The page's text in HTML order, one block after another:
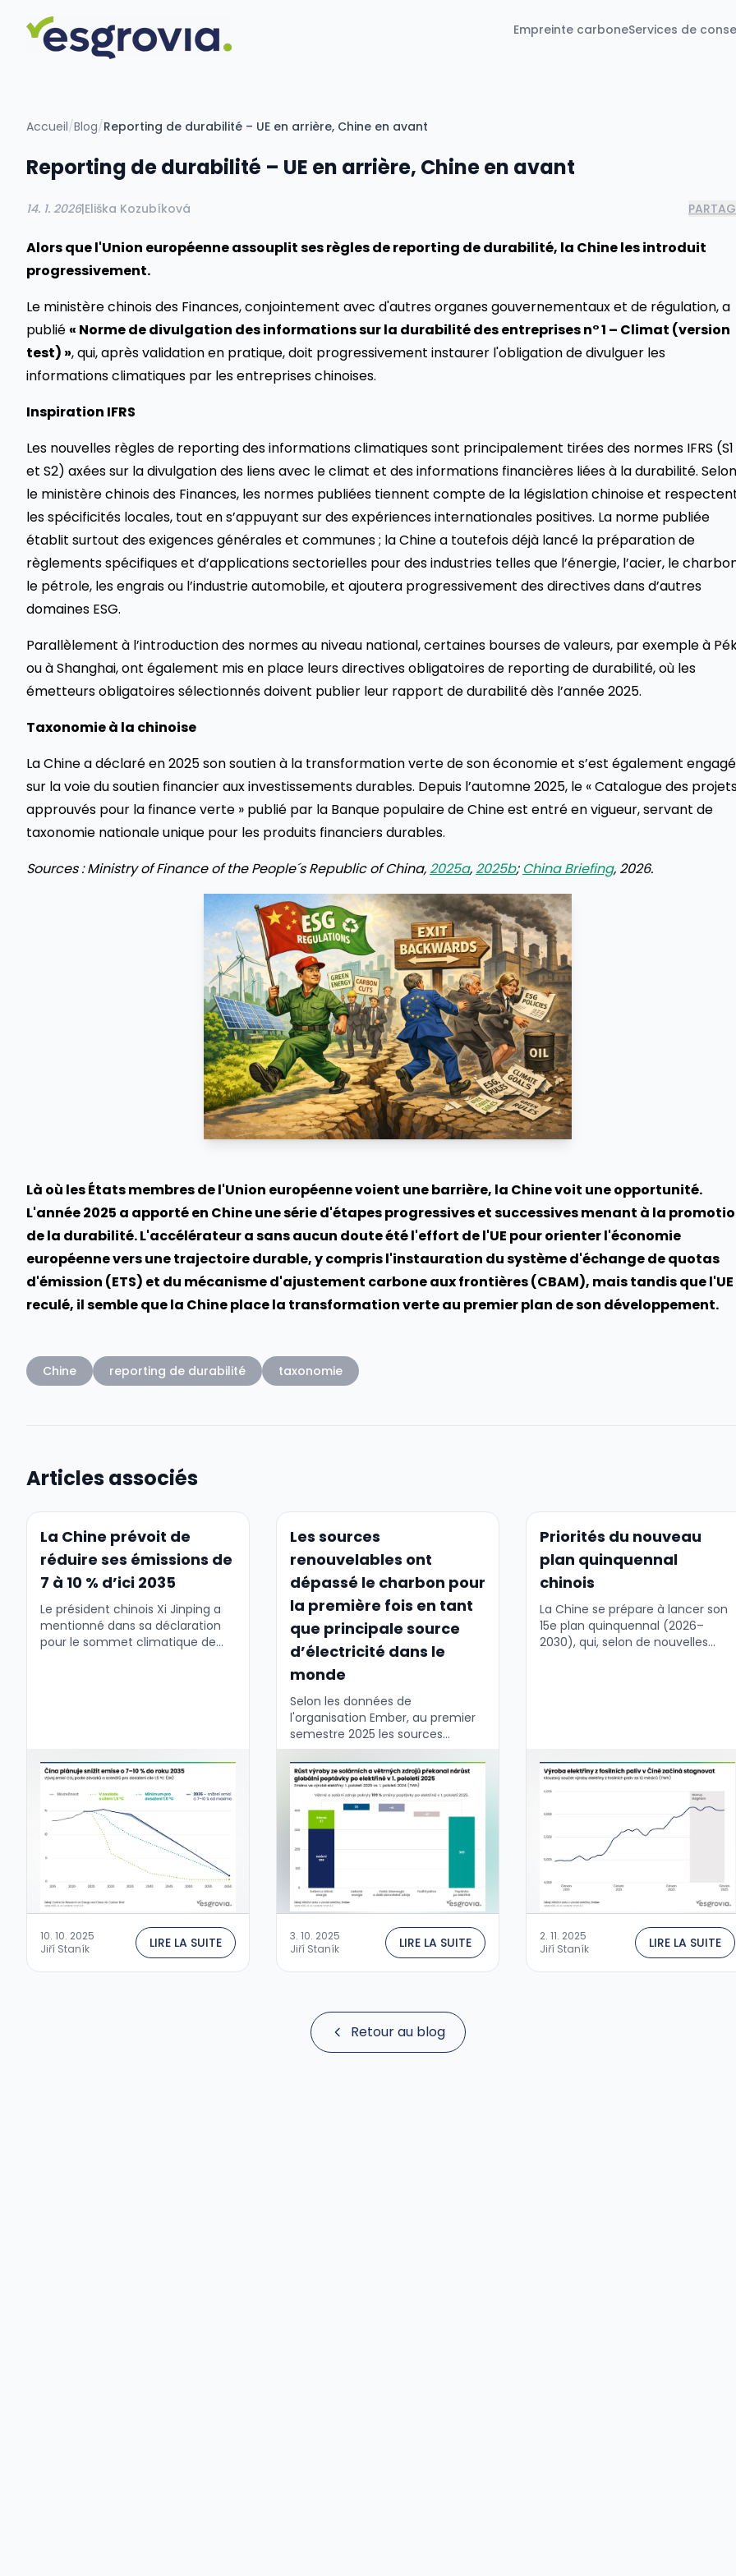
Empreinte carboneServices de
Accueil/Blog/Reporting de durabilité – UE en arrière, Chine en avant
Reporting de durabilité – UE en arrière, Chine en avant
14. 1. 2026|Eliška Kozubíková
Alors que l'Union européenne assouplit ses règles de reporting de durabilité, la Chine les introduit
progressivement.
Le ministère chinois des Finances, conjointement avec d'autres organes gouvernementaux et de régulation, a
publié « Norme de divulgation des informations sur la durabilité des entreprises n° 1 – Climat (version
test) », qui, après validation en pratique, doit progressivement instaurer l'obligation de divulguer les
informations climatiques par les entreprises chinoises.
Inspiration IFRS
Les nouvelles règles de reporting des informations climatiques sont principalement tirées des normes IFRS (S1
et S2) axées sur la divulgation des liens avec le climat et des informations financières liées à la durabilité. Selon
le ministère chinois des Finances, les normes publiées tiennent compte de la législation chinoise et
les spécificités locales, tout en s’appuyant sur des expériences internationales positives. La norme publiée
établit surtout des exigences générales et communes ; la Chine a toutefois déjà lancé la préparation de
règlements spécifiques et d’applications sectorielles pour des industries telles que l’énergie, l’acier, le
le pétrole, les engrais ou l’industrie automobile, et ajoutera progressivement des directives dans d’autres
domaines ESG.
Parallèlement à l’introduction des normes au niveau national, certaines bourses de valeurs, par exemple à
ou à Shanghai, ont également mis en place leurs directives obligatoires de reporting de durabilité, où les
émetteurs obligatoires sélectionnés doivent publier leur rapport de durabilité dès l’année 2025.
Taxonomie à la chinoise
La Chine a déclaré en 2025 son soutien à la transformation verte de son économie et s’est également
sur la voie du soutien financier aux investissements durables. Depuis l’automne 2025, le « Catalogue des
approuvés pour la finance verte » publié par la Banque populaire de Chine est entré en vigueur, servant de
taxonomie nationale unique pour les produits financiers durables.
Sources : Ministry of Finance of the People´s Republic of China, 2025a, 2025b; China Briefing, 2026.
Là où les États membres de l'Union européenne voient une barrière, la Chine voit une opportunité.
L'année 2025 a apporté en Chine une série d'étapes progressives et successives menant à la
de la durabilité. L'accélérateur a sans aucun doute été l'effort de l'UE pour orienter l'économie
européenne vers une trajectoire durable, y compris l'instauration du système d'échange de quotas
d'émission (ETS) et du mécanisme d'ajustement carbone aux frontières (CBAM), mais tandis que
reculé, il semble que la Chine place la transformation verte au premier plan de son développement.
Chine reporting de durabilité taxonomie
Articles associés
La Chine prévoit de
réduire ses émissions de
7 à 10 % d’ici 2035
Le président chinois Xi Jinping a
mentionné dans sa déclaration
pour le sommet climatique de
10. 10. 2025
Jiří Staník
LIRE LA SUITE
Les sources
renouvelables ont
dépassé le charbon pour
la première fois en tant
que principale source
d’électricité dans le
monde
Selon les données de
l'organisation Ember, au premier
semestre 2025 les sources
renouvelables sont devenues la
plus grande source mondiale
d'électricité, lorsqu'elles ont
dépassé le charbon pour la
première fois …
3. 10. 2025
Jiří Staník
LIRE LA SUITE
Priorités du nouveau
plan quinquennal
chinois
La Chine se prépare à lancer son
15e plan quinquennal (2026–
2030), qui, selon de nouvelles
2. 11. 2025
Jiří Staník
LIRE LA SUITE
Retour au blog